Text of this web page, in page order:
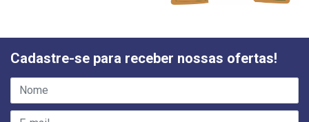
Cadastre-se para receber nossas ofertas!